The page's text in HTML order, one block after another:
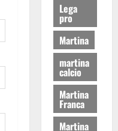
Lega
pro
Martina
martina
calcio
Martina
Franca
Martina